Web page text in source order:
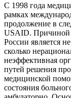
С 1998 года
рамках
продолжение в
USAID. Причиной
России является
сколько
неэффективная
путей решения
медицинской
состояния